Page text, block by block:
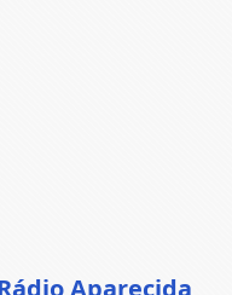
Aparecida